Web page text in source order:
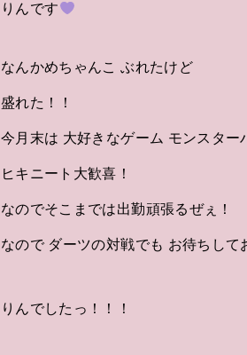
りんです
なんかめちゃんこ ぶれたけど
盛れた！！
今月末は 大好きなゲーム モンスター
ヒキニート大歓喜！
なのでそこまでは出勤頑張るぜぇ！
なので ダーツの対戦でも お待ちして
りんでしたっ！！！